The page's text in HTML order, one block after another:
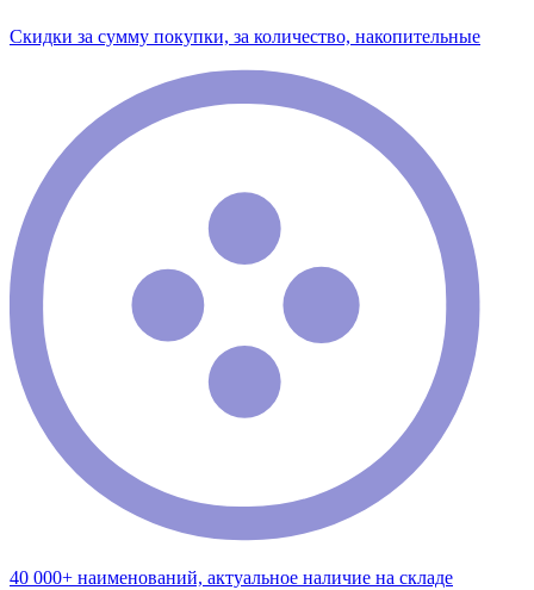
Скидки за сумму покупки, за количество, накопительные
40 000+ наименований, актуальное наличие на складе